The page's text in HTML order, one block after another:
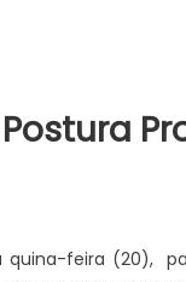
quina-feira (20),